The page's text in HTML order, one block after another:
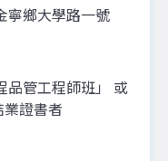
鄉大學路一號
管工程師班」 或
業證書者